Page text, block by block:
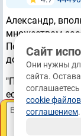
Александр,
множеством
Полагаю, у Вас
докажет свою
"Просто подала
есть работа
А в точку Б,
Сайт
Они нужны
сайта.
соглашаетесь
cookie
соглашением.